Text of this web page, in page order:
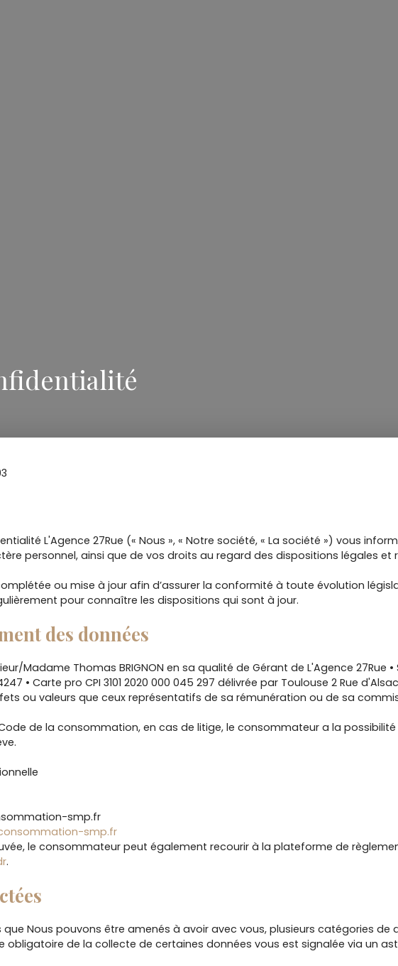
L'Agence 27Rue (« Nous », « Notre société, « La société ») vous
personnel, ainsi que de vos droits au regard des dispositions légales
ou mise à jour afin d’assurer la conformité à toute évolution
pour connaître les dispositions qui sont à jour.
des données
Madame Thomas BRIGNON en sa qualité de Gérant de L'Agence 27Rue •
• Carte pro CPI 3101 2020 000 045 297 délivrée par Toulouse 2 Rue
ou valeurs que ceux représentatifs de sa rémunération ou de sa
Code de la consommation, en cas de litige, le consommateur a la
smp.fr
smp.fr
le consommateur peut également recourir à la plateforme de
.
Nous pouvons être amenés à avoir avec vous, plusieurs catégories
obligatoire de la collecte de certaines données vous est signalée via un